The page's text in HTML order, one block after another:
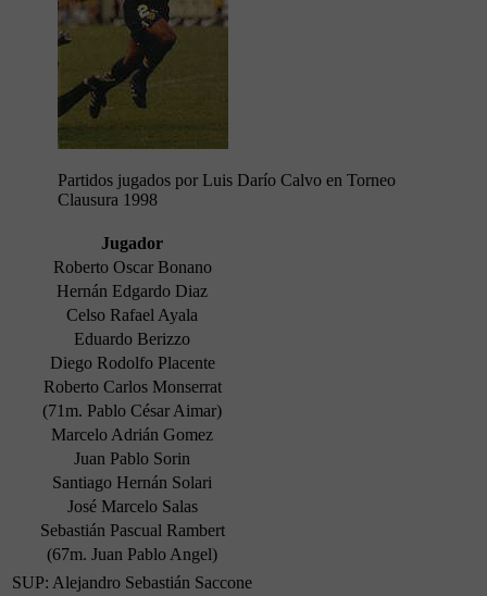
Partidos jugados por Luis Darío Calvo en Torneo
Clausura 1998
Jugador
Roberto Oscar Bonano
Hernán Edgardo Diaz
Celso Rafael Ayala
Eduardo Berizzo
Diego Rodolfo Placente
Roberto Carlos Monserrat
(71m. Pablo César Aimar)
Marcelo Adrián Gomez
Juan Pablo Sorin
Santiago Hernán Solari
José Marcelo Salas
Sebastián Pascual Rambert
(67m. Juan Pablo Angel)
SUP: Alejandro Sebastián Saccone